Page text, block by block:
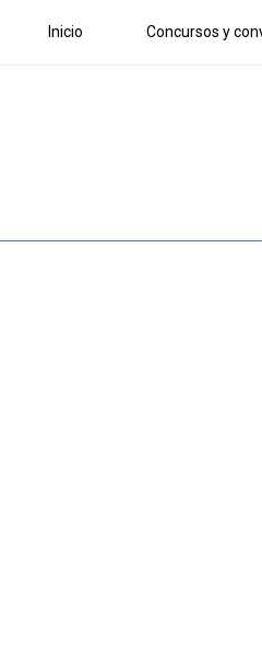
Inicio Concursos y